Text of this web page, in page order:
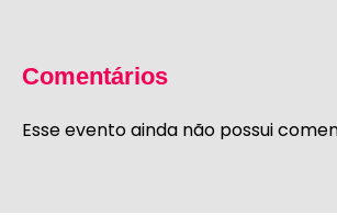
Comentários
Esse evento ainda não possui